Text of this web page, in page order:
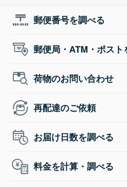
郵便番号を調べる
郵便局・ATM・ポスト
荷物のお問い合わせ
再配達のご依頼
お届け日数を調べる
料金を計算・調べる